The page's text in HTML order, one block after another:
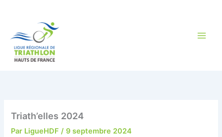
Triath’elles 2024
Par LigueHDF/9 septembre 2024